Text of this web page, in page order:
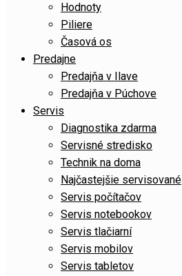
Hodnoty
Piliere
Časová os
Predajne
Predajňa v Ilave
Predajňa v Púchove
Servis
Diagnostika zdarma
Servisné stredisko
Technik na doma
Najčastejšie servisované
Servis počítačov
Servis notebookov
Servis tlačiarní
Servis mobilov
Servis tabletov